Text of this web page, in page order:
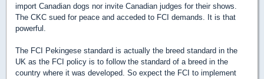
import Canadian dogs nor invite Canadian judges for their shows.
The CKC sued for peace and acceded to FCI demands. It is that
powerful.
The FCI Pekingese standard is actually the breed standard in the
UK as the FCI policy is to follow the standard of a breed in the
country where it was developed. So expect the FCI to implement